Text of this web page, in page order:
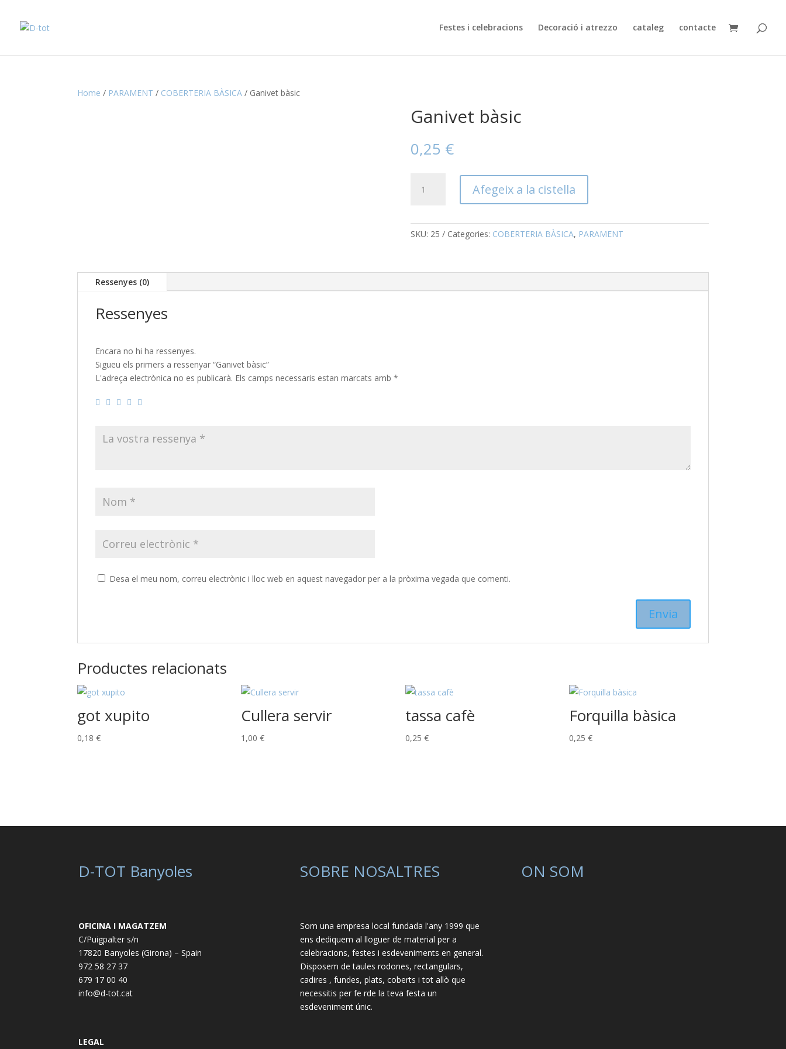
Festes i celebracions Decoració i atrezzo cataleg contacte
Home / PARAMENT / COBERTERIA BÀSICA / Ganivet bàsic
Ganivet bàsic
0,25 €
Afegeix a la cistella
SKU: 25 Categories: COBERTERIA BÀSICA, PARAMENT
Ressenyes (0)
Ressenyes
Encara no hi ha ressenyes.
Sigueu els primers a ressenyar “Ganivet bàsic”
L'adreça electrònica no es publicarà. Els camps necessaris estan marcats amb *
Desa el meu nom, correu electrònic i lloc web en aquest navegador per a la pròxima vegada que comenti.
Productes relacionats
got xupito
0,18 €
Cullera servir
1,00€
tassa cafè
0,25 €
Forquilla bàsica
0,25 €
D-TOT Banyoles
OFICINA I MAGATZEM
C/Puigpalter s/n
17820 Banyoles (Girona) – Spain
972 58 27 37
679 17 00 40
info@d-tot.cat
LEGAL
SOBRE NOSALTRES
Som una empresa local fundada l'any 1999 que
ens dediquem al lloguer de material per a
celebracions, festes i esdeveniments en general.
Disposem de taules rodones, rectangulars,
cadires , fundes, plats, coberts i tot allò que
necessitis per fe rde la teva festa un
esdeveniment únic.
ON SOM